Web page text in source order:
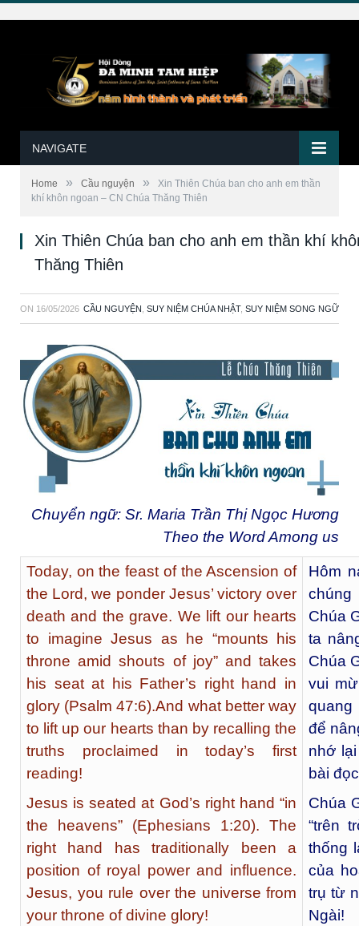
NAVIGATE
Home » Cầu nguyện »
Xin Thiên Chúa ban cho anh em thần
khí khôn ngoan – CN Chúa Thăng Thiên
Xin Thiên Chúa ban cho anh em thần khí
Thăng Thiên
ON 16/05/2026 CẦU NGUYỆN SUY NIỆM CHÚA NHẬT, SUY NIỆM SONG NGỮ
Chuyển ngữ: Sr. Maria Trần Thị Ngọc Hương
Theo the Word Among us
Today, on the feast of the Ascension of
the Lord, we ponder Jesus’ victory over
death and the grave. We lift our hearts
to imagine Jesus as he “mounts his
throne amid shouts of joy” and takes
his seat at his Father’s right hand in
glory (Psalm 47:6).And what better way
to lift up our hearts than by recalling the
truths proclaimed in today’s first
reading!
Jesus is seated at God’s right hand “in
the heavens” (Ephesians 1:20). The
right hand has traditionally been a
position of royal power and influence.
Jesus, you rule over the universe from
your throne of divine glory!
Hôm
Chúa
ta
Chúa
vui
quang
để
nhớ
bài
Chúa
“trên
thống
của
trụ từ
Ngài!